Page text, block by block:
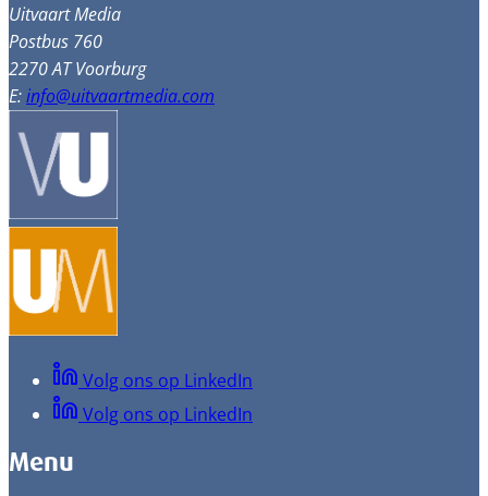
Uitvaart Media
Postbus 760
2270 AT Voorburg
E:info@uitvaartmedia.com
Volg ons op LinkedIn
Volg ons op LinkedIn
Menu